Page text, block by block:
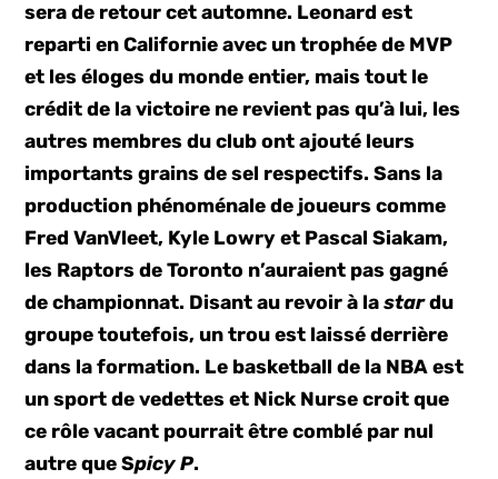
sera de retour cet automne. Leonard est
reparti en Californie avec un trophée de MVP
et les éloges du monde entier, mais tout le
crédit de la victoire ne revient pas qu’à lui, les
autres membres du club ont ajouté leurs
importants grains de sel respectifs. Sans la
production phénoménale de joueurs comme
Fred VanVleet, Kyle Lowry et Pascal Siakam,
les Raptors de Toronto n’auraient pas gagné
de championnat. Disant au revoir à lastardu
groupe toutefois, un trou est laissé derrière
dans la formation. Le basketball de la NBA est
un sport de vedettes et Nick Nurse croit que
ce rôle vacant pourrait être comblé par nul
autre que Spicy P.